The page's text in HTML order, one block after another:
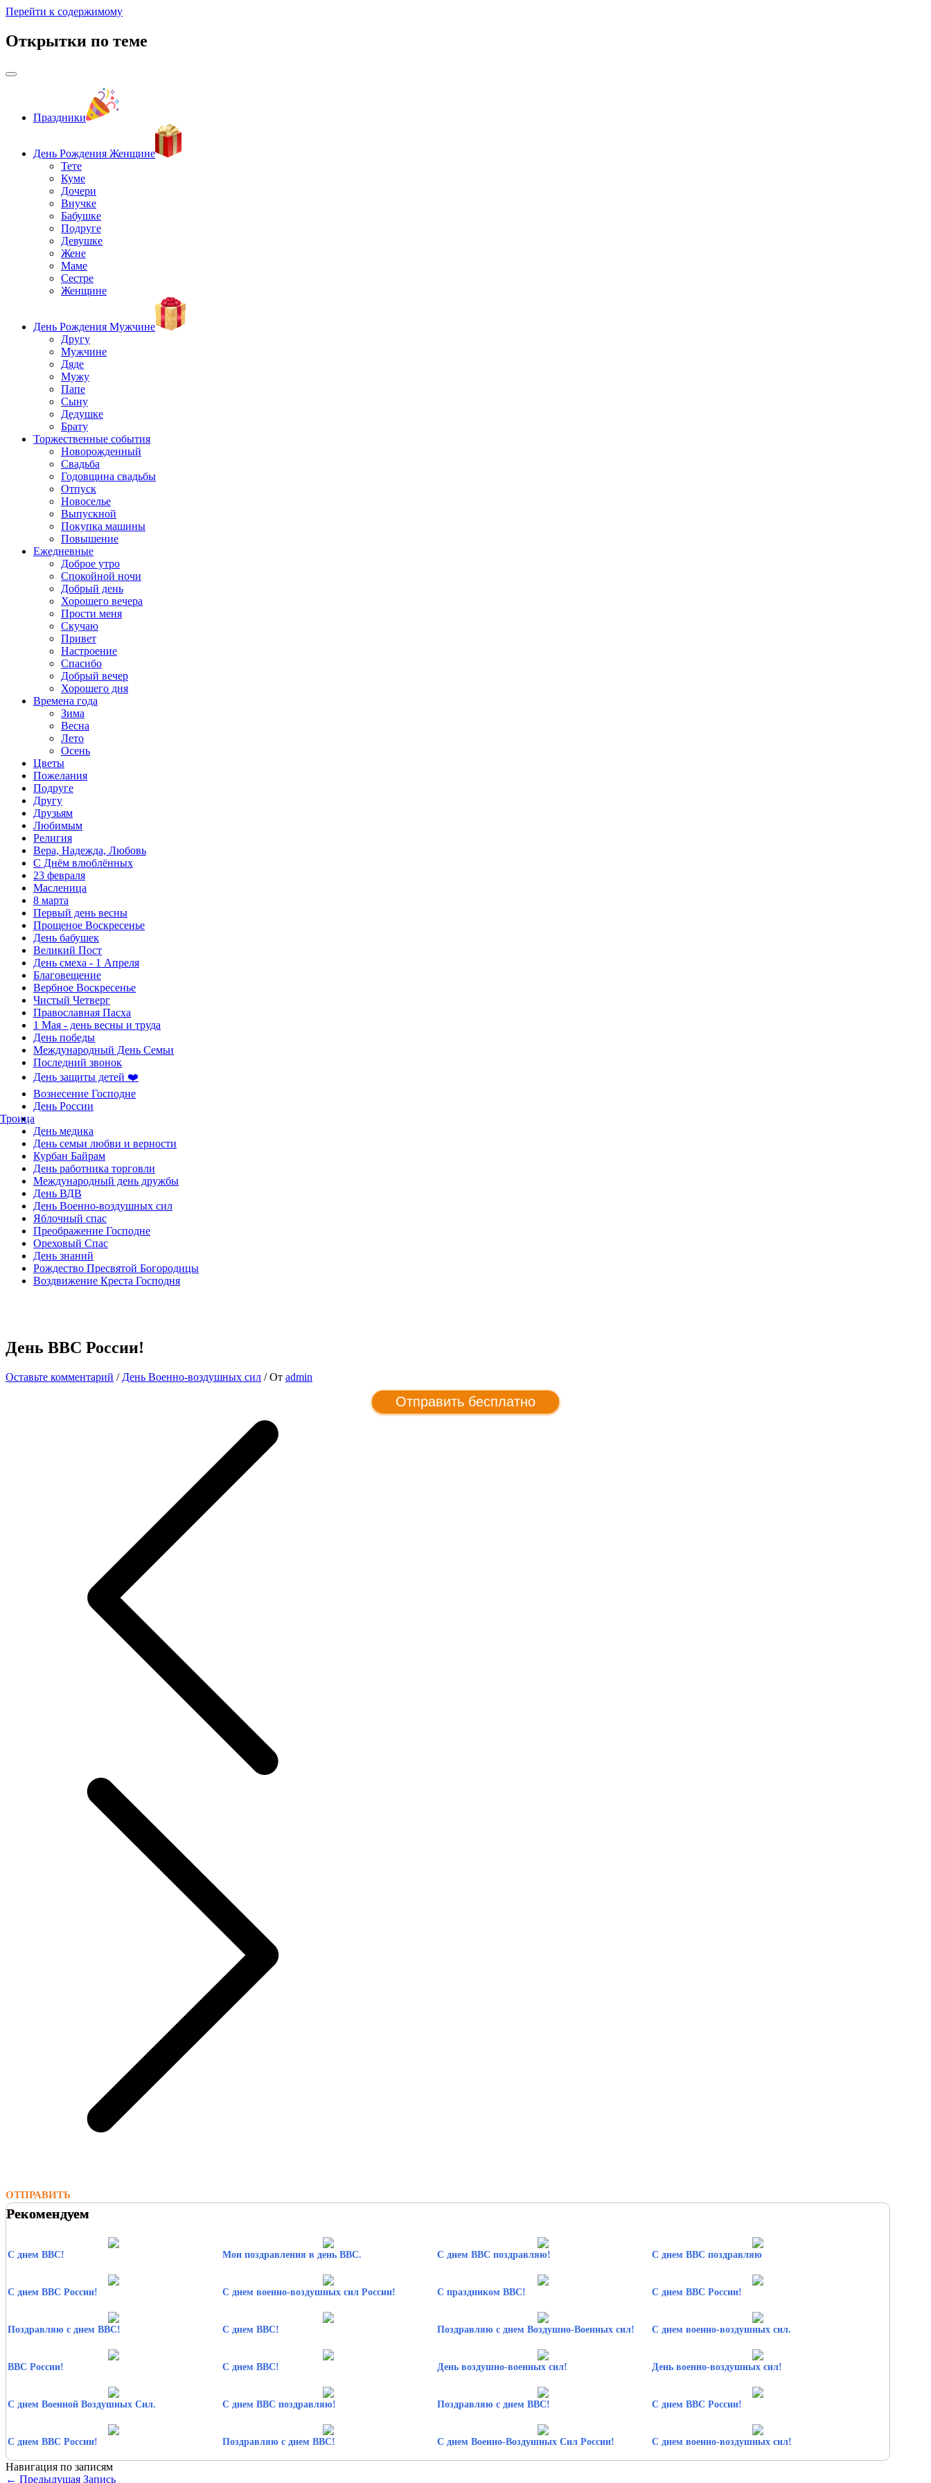
Перейти к содержимому
Открытки по теме
Праздники
День Рождения Женщине
Тете
Куме
Дочери
Внучке
Бабушке
Подруге
Девушке
Жене
Маме
Сестре
Женщине
День Рождения Мужчине
Другу
Мужчине
Дяде
Мужу
Папе
Сыну
Дедушке
Брату
Торжественные события
Новорожденный
Свадьба
Годовщина свадьбы
Отпуск
Новоселье
Выпускной
Покупка машины
Повышение
Ежедневные
Доброе утро
Спокойной ночи
Добрый день
Хорошего вечера
Прости меня
Скучаю
Привет
Настроение
Спасибо
Добрый вечер
Хорошего дня
Времена года
Зима
Весна
Лето
Осень
Цветы
Пожелания
Подруге
Другу
Друзьям
Любимым
Религия
Вера, Надежда, Любовь
С Днём влюблённых
23 февраля
Масленица
8 марта
Первый день весны
Прощеное Воскресенье
День бабушек
Великий Пост
День смеха - 1 Апреля
Благовещение
Вербное Воскресенье
Чистый Четверг
Православная Пасха
1 Мая - день весны и труда
День победы
Международный День Семьи
Последний звонок
День защиты детей ❤️
Вознесение Господне
День России
Троица
День медика
День семьи любви и верности
Курбан Байрам
День работника торговли
Международный день дружбы
День ВДВ
День Военно-воздушных сил
Яблочный спас
Преображение Господне
Ореховый Спас
День знаний
Рождество Пресвятой Богородицы
Воздвижение Креста Господня
День ВВС России!
Оставьте комментарий / День Военно-воздушных сил / От admin
Отправить бесплатно
ОТПРАВИТЬ
Рекомендуем
С днем ВВС! Мои поздравления в день ВВС. С днем ВВС поздравляю! С днем ВВС поздравляю
С днем ВВС России! С днем военно-воздушных сил России! С праздником ВВС! С днем ВВС России!
Поздравляю с днем ВВС! С днем ВВС! Поздравляю с днем Воздушно-Военных сил! С днем военно-воздушных сил.
ВВС России! С днем ВВС! День воздушно-военных сил! День военно-воздушных сил!
С днем Военной Воздушных Сил. С днем ВВС поздравляю! Поздравляю с днем ВВС! С днем ВВС России!
С днем ВВС России! Поздравляю с днем ВВС! С днем Военно-Воздушных Сил России! С днем военно-воздушных сил!
Навигация по записям
← Предыдущая Запись